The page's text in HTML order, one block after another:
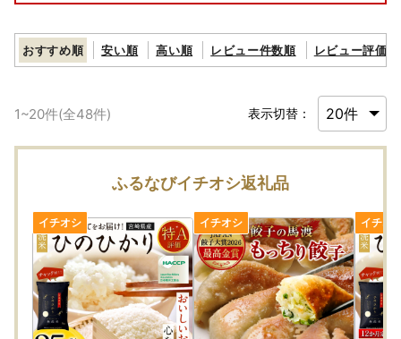
【詐欺サイトにご注意ください】
額を割引した様に見せかける詐欺サイトが確認されていま
す。
本町へのふるさと納税は、本サイトよりお申し込みいただき
ます様、お願い申し上げます。
また、怪しいと感じられた場合は、お申し込みをされる前
に、必ずご確認いただく等、悪質な詐欺には十分ご注意くだ
さい。
-------------------------------------------
当自治体はオンラインワンストップ申請対象自治体です。
寄附後の申請など、オンラインにて対応が可能です。
複数自治体の寄附もまとめて申請ができ、変更届もオンライ
おすすめ順 安い順 高い順 レビュー件数順 レビュー評価順
1~20件(全48件) 表示切替：
ふるなびイチオシ返礼品